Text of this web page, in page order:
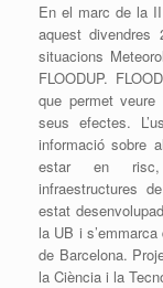
En el marc de la
aquest divendres
situacions
FLOODUP.
que permet veure
seus efectes.
informació sobre
estar en risc,
infraestructures
estat
la UB i
de Barcelona.
la Ciència i la